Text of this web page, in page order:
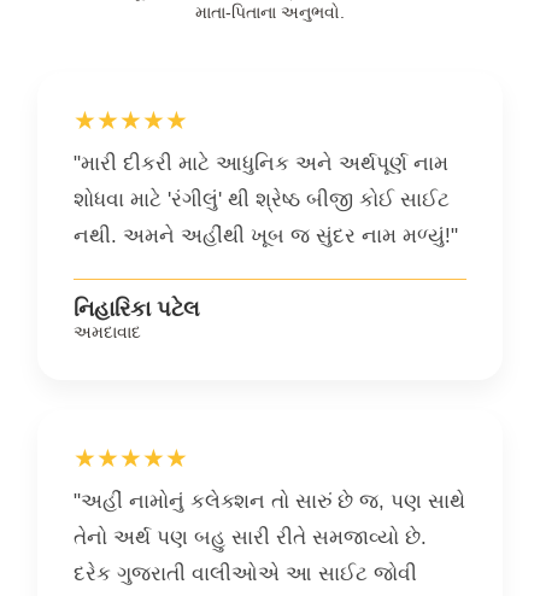
માતા-પિતાના અનુભવો.
★★★★★
"મારી દીકરી માટે આધુનિક અને અર્થપૂર્ણ નામ
શોધવા માટે 'રંગીલું' થી શ્રેષ્ઠ બીજી કોઈ સાઈટ
નથી. અમને અહીંથી ખૂબ જ સુંદર નામ મળ્યું!"
નિહારિકા પટેલ
અમદાવાદ
★★★★★
"અહીં નામોનું કલેક્શન તો સારું છે જ, પણ સાથે
તેનો અર્થ પણ બહુ સારી રીતે સમજાવ્યો છે.
દરેક ગુજરાતી વાલીઓએ આ સાઈટ જોવી